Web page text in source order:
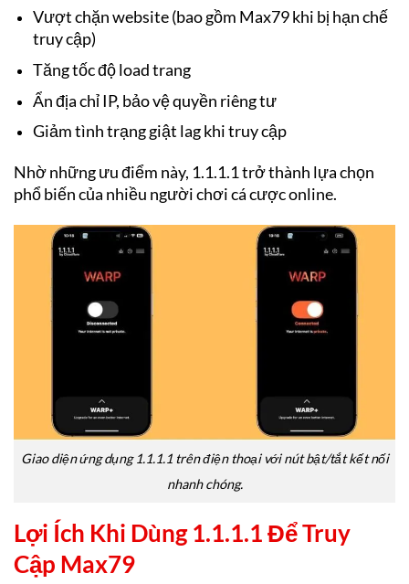
Vượt chặn website (bao gồm Max79 khi bị hạn chế
truy cập)
Tăng tốc độ load trang
Ẩn địa chỉ IP, bảo vệ quyền riêng tư
Giảm tình trạng giật lag khi truy cập
Nhờ những ưu điểm này, 1.1.1.1 trở thành lựa chọn
phổ biến của nhiều người chơi cá cược online.
Giao diện ứng dụng 1.1.1.1 trên điện thoại với nút bật/tắt kết nối
nhanh chóng.
Lợi Ích Khi Dùng 1.1.1.1 Để Truy
Cập Max79